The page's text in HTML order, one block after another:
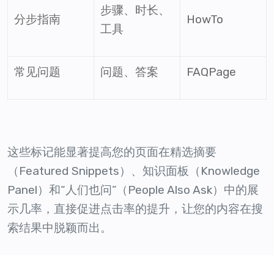
分步指南
步骤、时长、
工具
HowTo
常见问题 问题、答案 FAQPage
这些标记能显著提高您的页面在精选摘要
（Featured Snippets）、知识面板（Knowledge
Panel）和“人们也问”（People Also Ask）中的展
示几率，直接促进点击率的提升，让您的内容在搜
索结果中脱颖而出。